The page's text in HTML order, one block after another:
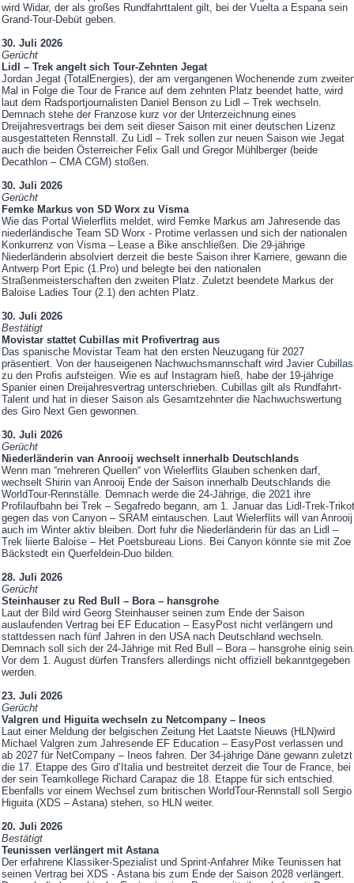
wird Widar, der als großes Rundfahrttalent gilt, bei der Vuelta a Espana sein
Grand-Tour-Debüt geben.
30. Juli 2026
Gerücht
Lidl – Trek angelt sich Tour-Zehnten Jegat
Jordan Jegat (TotalEnergies), der am vergangenen Wochenende zum
Mal in Folge die Tour de France auf dem zehnten Platz beendet hatte, wird
laut dem Radsportjournalisten Daniel Benson zu Lidl – Trek wechseln.
Demnach stehe der Franzose kurz vor der Unterzeichnung eines
Dreijahresvertrags bei dem seit dieser Saison mit einer deutschen Lizenz
ausgestatteten Rennstall. Zu Lidl – Trek sollen zur neuen Saison wie Jegat
auch die beiden Österreicher Felix Gall und Gregor Mühlberger (beide
Decathlon – CMA CGM) stoßen.
30. Juli 2026
Gerücht
Femke Markus von SD Worx zu Visma
Wie das Portal Wielerflits meldet, wird Femke Markus am Jahresende das
niederländische Team SD Worx - Protime verlassen und sich der nationalen
Konkurrenz von Visma – Lease a Bike anschließen. Die 29-jährige
Niederländerin absolviert derzeit die beste Saison ihrer Karriere, gewann die
Antwerp Port Epic (1.Pro) und belegte bei den nationalen
Straßenmeisterschaften den zweiten Platz. Zuletzt beendete Markus der
Baloise Ladies Tour (2.1) den achten Platz.
30. Juli 2026
Bestätigt
Movistar stattet Cubillas mit Profivertrag aus
Das spanische Movistar Team hat den ersten Neuzugang für 2027
präsentiert. Von der hauseigenen Nachwuchsmannschaft wird Javier Cubillas
zu den Profis aufsteigen. Wie es auf Instagram hieß, habe der 19-jährige
Spanier einen Dreijahresvertrag unterschrieben. Cubillas gilt als Rundfahrt-
Talent und hat in dieser Saison als Gesamtzehnter die Nachwuchswertung
des Giro Next Gen gewonnen.
30. Juli 2026
Gerücht
Niederländerin van Anrooij wechselt innerhalb Deutschlands
Wenn man “mehreren Quellen“ von Wielerflits Glauben schenken darf,
wechselt Shirin van Anrooij Ende der Saison innerhalb Deutschlands die
WorldTour-Rennställe. Demnach werde die 24-Jährige, die 2021 ihre
Profilaufbahn bei Trek – Segafredo begann, am 1. Januar das Lidl-Trek-Trikot
gegen das von Canyon – SRAM eintauschen. Laut Wielerflits will van Anrooij
auch im Winter aktiv bleiben. Dort fuhr die Niederländerin für das an Lidl –
Trek liierte Baloise – Het Poetsbureau Lions. Bei Canyon könnte sie mit Zoe
Bäckstedt ein Querfeldein-Duo bilden.
28. Juli 2026
Gerücht
Steinhauser zu Red Bull – Bora – hansgrohe
Laut der Bild wird Georg Steinhauser seinen zum Ende der Saison
auslaufenden Vertrag bei EF Education – EasyPost nicht verlängern und
stattdessen nach fünf Jahren in den USA nach Deutschland wechseln.
Demnach soll sich der 24-Jährige mit Red Bull – Bora – hansgrohe einig
Vor dem 1. August dürfen Transfers allerdings nicht offiziell bekanntgegeben
werden.
23. Juli 2026
Gerücht
Valgren und Higuita wechseln zu Netcompany – Ineos
Laut einer Meldung der belgischen Zeitung Het Laatste Nieuws (HLN)wird
Michael Valgren zum Jahresende EF Education – EasyPost verlassen und
ab 2027 für NetCompany – Ineos fahren. Der 34-jährige Däne gewann zuletzt
die 17. Etappe des Giro d’Italia und bestreitet derzeit die Tour de France, bei
der sein Teamkollege Richard Carapaz die 18. Etappe für sich entschied.
Ebenfalls vor einem Wechsel zum britischen WorldTour-Rennstall soll Sergio
Higuita (XDS – Astana) stehen, so HLN weiter.
20. Juli 2026
Bestätigt
Teunissen verlängert mit Astana
Der erfahrene Klassiker-Spezialist und Sprint-Anfahrer Mike Teunissen hat
seinen Vertrag bei XDS - Astana bis zum Ende der Saison 2028 verlängert.